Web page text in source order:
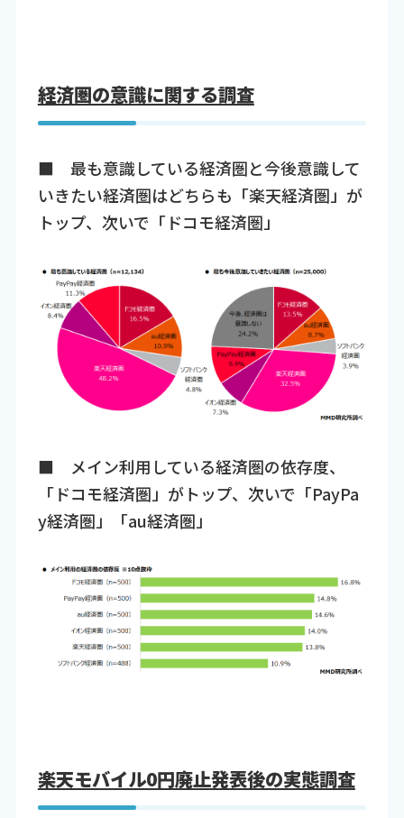
経済圏の意識に関する調査
■ 最も意識している経済圏と今後意識して
いきたい経済圏はどちらも「楽天経済圏」が
トップ、次いで「ドコモ経済圏」
■ メイン利用している経済圏の依存度、
「ドコモ経済圏」がトップ、次いで「PayPa
y経済圏」「au経済圏」
楽天モバイル0円廃止発表後の実態調査